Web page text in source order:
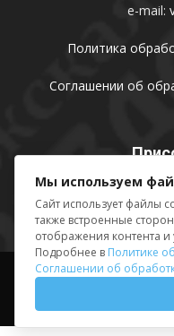
e-mail:
Политика
Соглашении об
© АМУ «Редакция
Мы используем
Сайт использует файлы
также встроенные
отображения контента
Подробнее в Политике
Соглашении об